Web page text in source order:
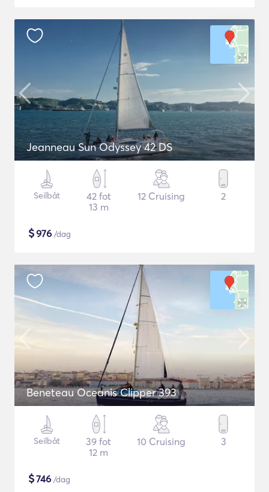
Jeanneau Sun Odyssey 42 DS
Seilbåt
42 fot
13 m
12 Cruising 2
$976 /dag
Beneteau Oceanis Clipper 393
Seilbåt
39 fot
12 m
10 Cruising 3
$746 /dag